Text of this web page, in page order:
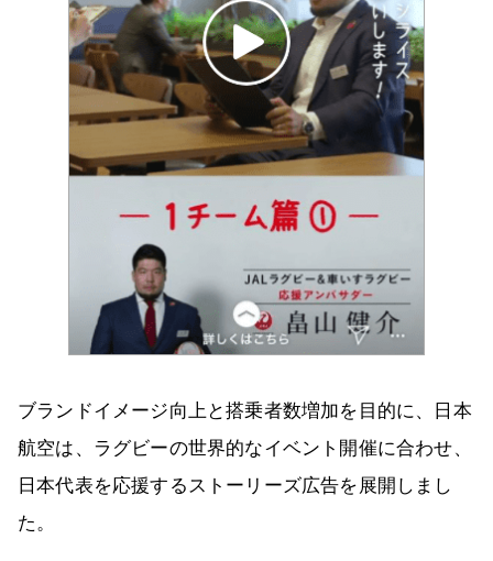
ブランドイメージ向上と搭乗者数増加を目的に、日本
航空は、ラグビーの世界的なイベント開催に合わせ、
日本代表を応援するストーリーズ広告を展開しまし
た。